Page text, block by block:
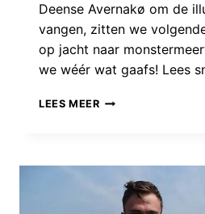
Deense Avernakø om de
vangen, zitten we
op jacht naar
we wéér wat gaafs! Lees
LEES MEERMET
DE
HAAIEN!
VANG